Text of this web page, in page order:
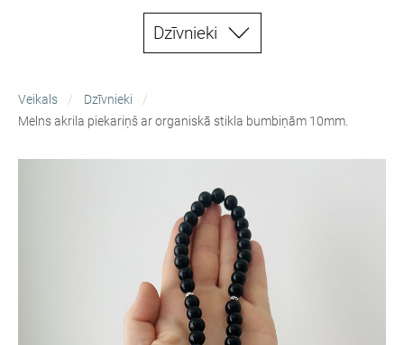
Dzīvnieki
Veikals
Dzīvnieki
Melns akrila piekariņš ar organiskā stikla bumbiņām 10mm.